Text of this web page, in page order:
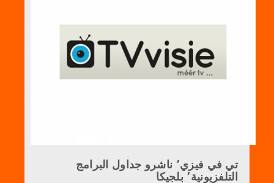
تي في فيزي٬ ناشرو جداول البرامج
التلفزيونية٬ بلجيكا